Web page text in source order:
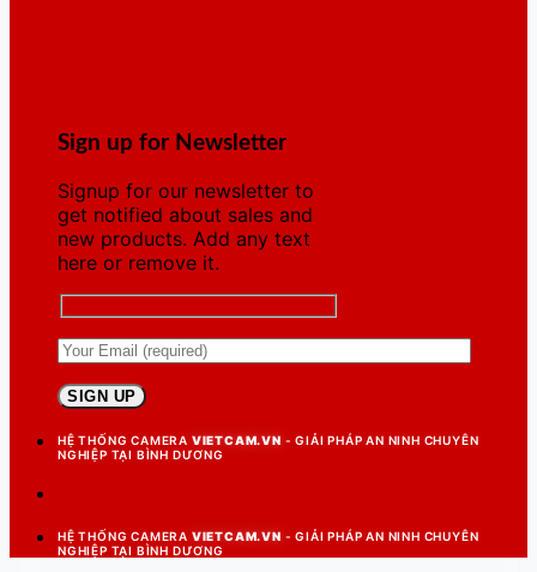
Sign up for Newsletter
Signup for our newsletter to
get notified about sales and
new products. Add any text
here or remove it.
HỆ THỐNG CAMERA VIETCAM.VN - GIẢI PHÁP AN NINH CHUYÊN
NGHIỆP TẠI BÌNH DƯƠNG
HỆ THỐNG CAMERA VIETCAM.VN - GIẢI PHÁP AN NINH CHUYÊN
NGHIỆP TẠI BÌNH DƯƠNG